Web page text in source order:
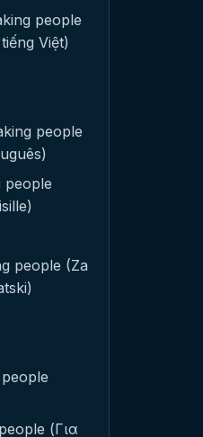
people
Việt)
people
people
people (Za
(Για